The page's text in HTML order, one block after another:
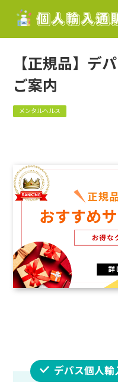
【正規品】デ
ご案内
メンタルヘルス
デパス個人